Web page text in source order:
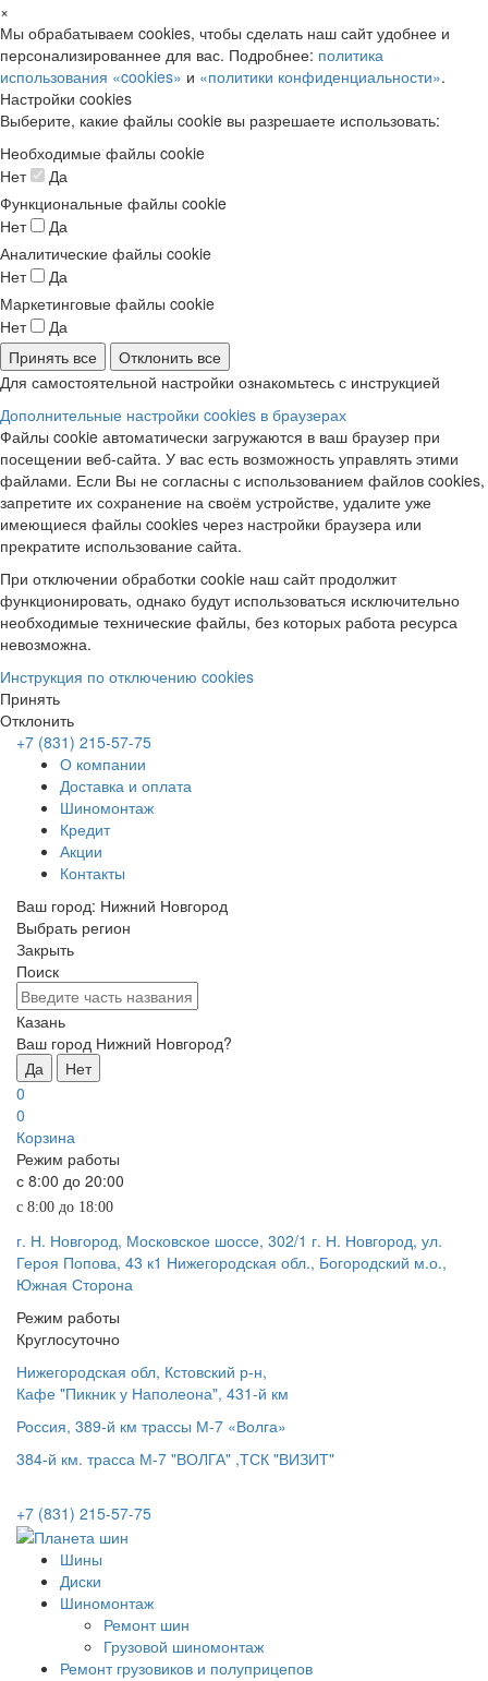
×
Мы обрабатываем cookies, чтобы сделать наш сайт удобнее и
персонализированнее для вас. Подробнее: политика
использования «cookies» и «политики конфиденциальности».
Настройки cookies
Выберите, какие файлы cookie вы разрешаете использовать:
Необходимые файлы cookie
Нет
Да
Функциональные файлы cookie
Нет
Да
Аналитические файлы cookie
Нет
Да
Маркетинговые файлы cookie
Нет
Да
Принять все
Отклонить все
Для самостоятельной настройки ознакомьтесь с инструкцией
Дополнительные настройки cookies в браузерах
Файлы cookie автоматически загружаются в ваш браузер при
посещении веб-сайта. У вас есть возможность управлять этими
файлами. Если Вы не согласны с использованием файлов cookies,
запретите их сохранение на своём устройстве, удалите уже
имеющиеся файлы cookies через настройки браузера или
прекратите использование сайта.
При отключении обработки cookie наш сайт продолжит
функционировать, однако будут использоваться исключительно
необходимые технические файлы, без которых работа ресурса
невозможна.
Инструкция по отключению cookies
Принять
Отклонить
+7 (831) 215-57-75
О компании
Доставка и оплата
Шиномонтаж
Кредит
Акции
Контакты
Ваш город: Нижний Новгород
Выбрать регион
Закрыть
Поиск
Казань
Ваш город Нижний Новгород?
Да
Нет
0
0
Корзина
Режим работы
с 8:00 до 20:00
с 8:00 до 18:00
г. Н. Новгород, Московское шоссе, 302/1 г. Н. Новгород, ул.
Героя Попова, 43 к1 Нижегородская обл., Богородский м.о.,
Южная Сторона
Режим работы
Круглосуточно
Нижегородская обл, Кстовский р-н,
Кафе "Пикник у Наполеона", 431-й км
Россия, 389-й км трассы М-7 «Волга»
384-й км. трасса М-7 "ВОЛГА" ,ТСК "ВИЗИТ"
+7 (831) 215-57-75
Шины
Диски
Шиномонтаж
Ремонт шин
Грузовой шиномонтаж
Ремонт грузовиков и полуприцепов